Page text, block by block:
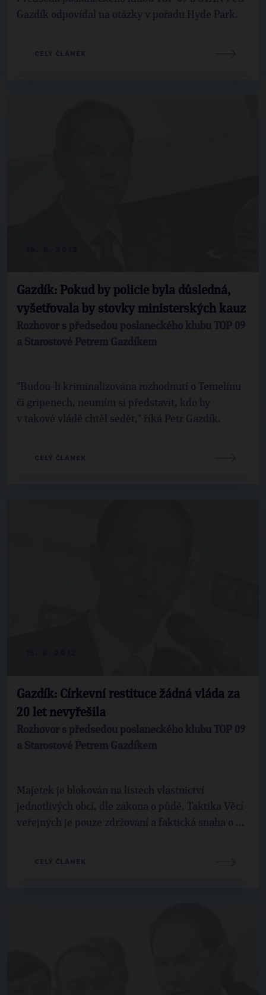
Gazdík odpovídal na otázky v pořadu Hyde Park.
CELÝ ČLÁNEK
Gazdík: Pokud by policie byla důsledná,
vyšetřovala by stovky ministerských kauz
Rozhovor s předsedou poslaneckého klubu TOP 09
a Starostové Petrem Gazdíkem
"Budou-li kriminalizována rozhodnutí o Temelínu
či gripenech, neumím si představit, kdo by
v takové vládě chtěl sedět," říká Petr Gazdík.
CELÝ ČLÁNEK
Gazdík: Církevní restituce žádná vláda za
20 let nevyřešila
Rozhovor s předsedou poslaneckého klubu TOP 09
a Starostové Petrem Gazdíkem
Majetek je blokován na listech vlastnictví
jednotlivých obcí, dle zákona o půdě. Taktika Věcí
veřejných je pouze zdržování a faktická snaha o ...
CELÝ ČLÁNEK